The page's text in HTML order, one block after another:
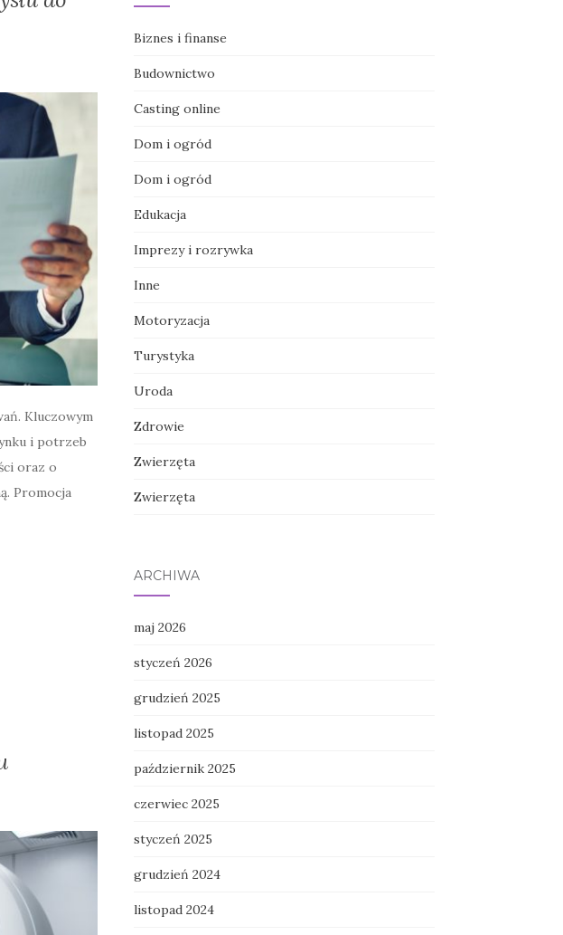
Kluczowym
i potrzeb
oraz o
Promocja
Biznes i finanse
Budownictwo
Casting online
Dom i ogród
Dom i ogród
Edukacja
Imprezy i rozrywka
Inne
Motoryzacja
Turystyka
Uroda
Zdrowie
Zwierzęta
Zwierzęta
ARCHIWA
maj 2026
styczeń 2026
grudzień 2025
listopad 2025
październik 2025
czerwiec 2025
styczeń 2025
grudzień 2024
listopad 2024